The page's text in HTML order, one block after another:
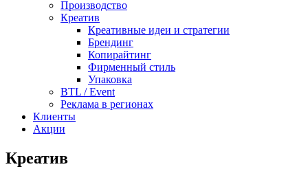
Производство
Креатив
Креативные идеи и стратегии
Брендинг
Копирайтинг
Фирменный стиль
Упаковка
BTL / Event
Реклама в регионах
Клиенты
Акции
Креатив